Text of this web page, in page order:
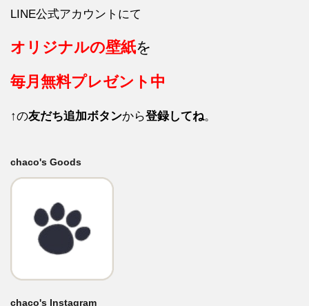
LINE公式アカウントにて
オリジナルの壁紙を
毎月 無料プレゼント中
↑の友だち追加ボタンから登録してね。
chaco's Goods
chaco's Instagram